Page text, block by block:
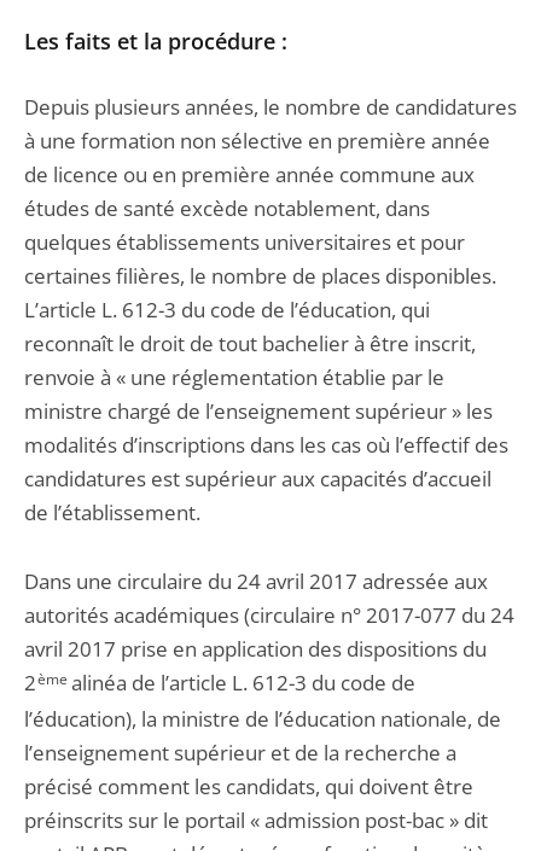
Les faits et la procédure :
Depuis plusieurs années, le nombre de candidatures
à une formation non sélective en première année
de licence ou en première année commune aux
études de santé excède notablement, dans
quelques établissements universitaires et pour
certaines filières, le nombre de places disponibles.
L’article L. 612-3 du code de l’éducation, qui
reconnaît le droit de tout bachelier à être inscrit,
renvoie à « une réglementation établie par le
ministre chargé de l’enseignement supérieur » les
modalités d’inscriptions dans les cas où l’effectif des
candidatures est supérieur aux capacités d’accueil
de l’établissement.
Dans une circulaire du 24 avril 2017 adressée aux
autorités académiques (circulaire n° 2017-077 du 24
avril 2017 prise en application des dispositions du
2ème alinéa de l’article L. 612-3 du code de
l’éducation), la ministre de l’éducation nationale, de
l’enseignement supérieur et de la recherche a
précisé comment les candidats, qui doivent être
préinscrits sur le portail « admission post-bac » dit